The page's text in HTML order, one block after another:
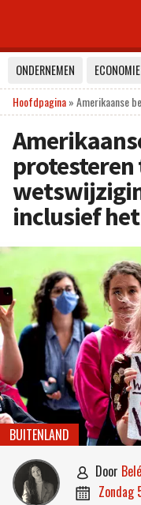
ONDERNEMEN ECONOMIE
Hoofdpagina»Amerikaanse
protesteren
inclusief
BUITENLAND
 door
